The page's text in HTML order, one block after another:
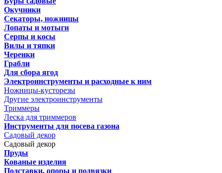
Окучники
Секаторы, ножницы
Лопаты и мотыги
Серпы и косы
Вилы и тяпки
Черенки
Грабли
Для сбора ягод
Электроинструменты и расходные к ним
Ножницы-кусторезы
Другие электроинструменты
Триммеры
Леска для триммеров
Инструменты для посева газона
Садовый декор
Садовый декор
Пруды
Кованые изделия
Подставки, опоры и подвязки